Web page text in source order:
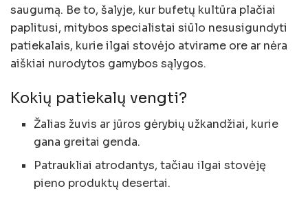
saugumą. Be to, šalyje, kur bufetų kultūra plačiai
paplitusi, mitybos specialistai siūlo nesusigundyti
patiekalais, kurie ilgai stovėjo atvirame ore ar nėra
aiškiai nurodytos gamybos sąlygos.
Kokių patiekalų vengti?
Žalias žuvis ar jūros gėrybių užkandžiai, kurie
gana greitai genda.
Patraukliai atrodantys, tačiau ilgai stovėję
pieno produktų desertai.